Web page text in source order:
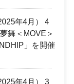
年4月） 4
舞＜MOVE＞
」を開催
年4月） 3